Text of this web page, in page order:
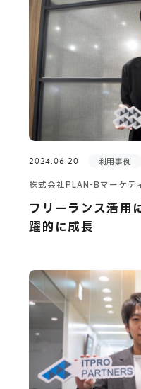
2024.06.20 利用事例
株式会社PLAN-Bマーケテ
フリーランス活用
躍的に成長